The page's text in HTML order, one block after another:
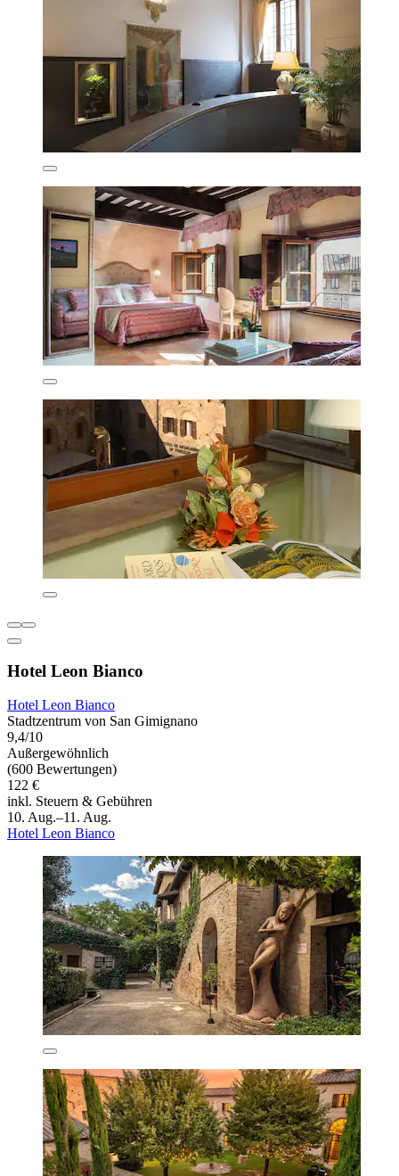
Hotel Leon Bianco
Hotel Leon Bianco
Stadtzentrum von San Gimignano
9,4/10
Außergewöhnlich
(600 Bewertungen)
122 €
inkl. Steuern & Gebühren
10. Aug.–11. Aug.
Hotel Leon Bianco